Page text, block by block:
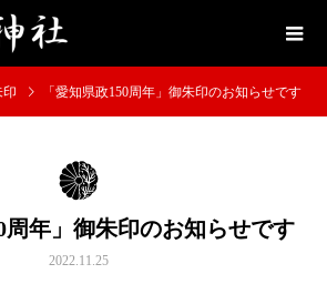
印 「愛知県政150周年」御朱印のお知らせです
周年」御朱印のお知らせです
2022.11.25